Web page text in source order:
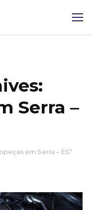
Serra –
em Serra – ES"